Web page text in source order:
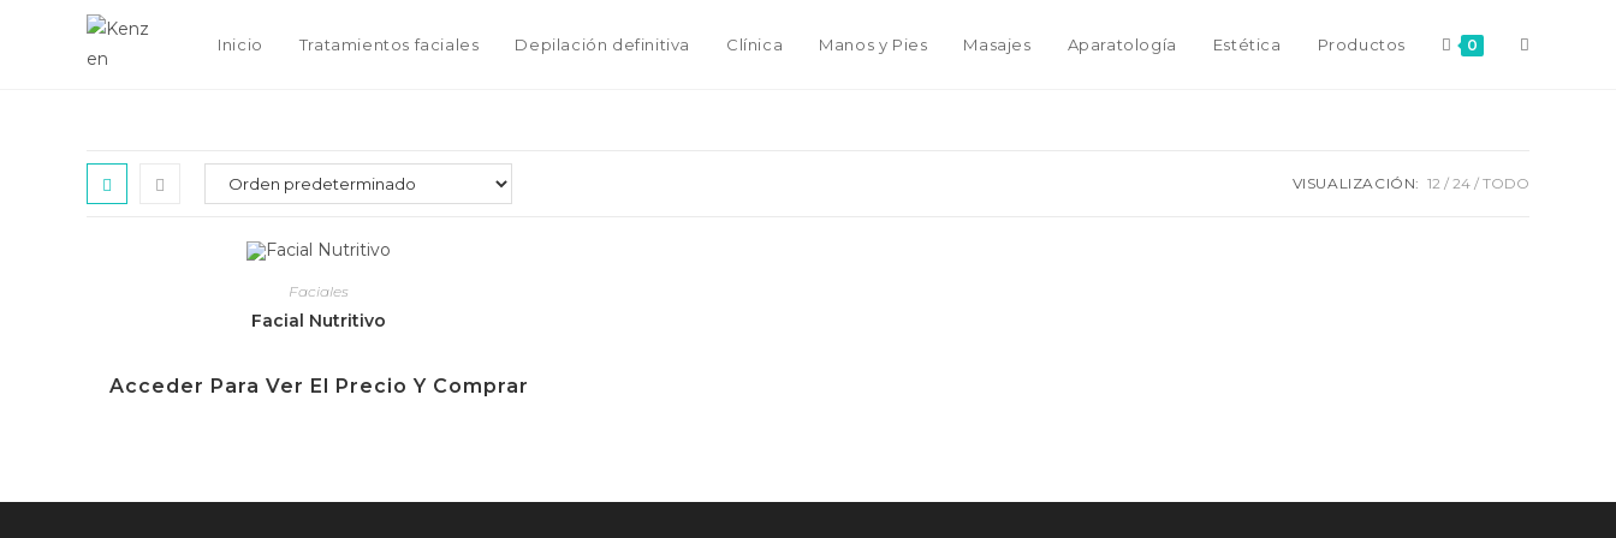
Inicio Tratamientos faciales Depilación definitiva Clínica Manos y Pies Masajes Aparatología Estética Productos 0
VISUALIZACIÓN: 12 24 TODO
Faciales
Facial Nutritivo
Acceder Para Ver El Precio Y Comprar